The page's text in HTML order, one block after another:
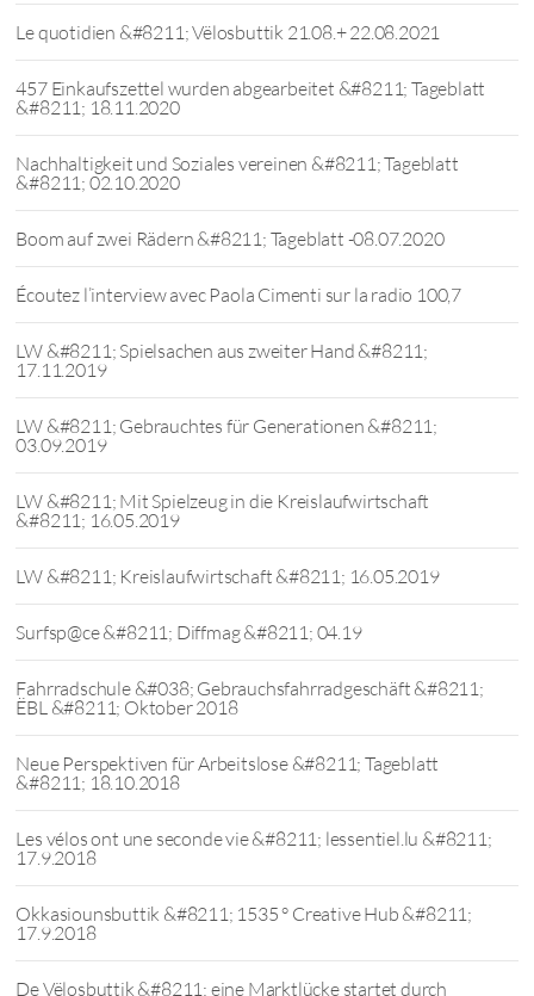
Le quotidien &#8211; Vëlosbuttik 21.08.+ 22.08.2021
457 Einkaufszettel wurden abgearbeitet &#8211; Tageblatt
&#8211; 18.11.2020
Nachhaltigkeit und Soziales vereinen &#8211; Tageblatt
&#8211; 02.10.2020
Boom auf zwei Rädern &#8211; Tageblatt -08.07.2020
Écoutez l’interview avec Paola Cimenti sur la radio 100,7
LW &#8211; Spielsachen aus zweiter Hand &#8211;
17.11.2019
LW &#8211; Gebrauchtes für Generationen &#8211;
03.09.2019
LW &#8211; Mit Spielzeug in die Kreislaufwirtschaft
&#8211; 16.05.2019
LW &#8211; Kreislaufwirtschaft &#8211; 16.05.2019
Surfsp@ce &#8211; Diffmag &#8211; 04.19
Fahrradschule &#038; Gebrauchsfahrradgeschäft &#8211;
ËBL &#8211; Oktober 2018
Neue Perspektiven für Arbeitslose &#8211; Tageblatt
&#8211; 18.10.2018
Les vélos ont une seconde vie &#8211; lessentiel.lu &#8211;
17.9.2018
Okkasiounsbuttik &#8211; 1535 ° Creative Hub &#8211;
17.9.2018
De Vëlosbuttik &#8211; eine Marktlücke startet durch